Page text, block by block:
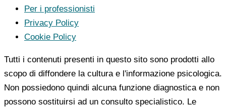
Per i professionisti
Privacy Policy
Cookie Policy
Tutti i contenuti presenti in questo sito sono prodotti allo
scopo di diffondere la cultura e l'informazione psicologica.
Non possiedono quindi alcuna funzione diagnostica e non
possono sostituirsi ad un consulto specialistico. Le